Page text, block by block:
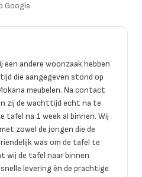
Google
een andere woonzaak hebben
die aangegeven stond op
meubelen. Na contact
zij de wachttijd echt na te
tafel na 1 week al binnen. Wij
zowel de jongen die de
was om de tafel te
wij de tafel naar binnen
levering én de prachtige